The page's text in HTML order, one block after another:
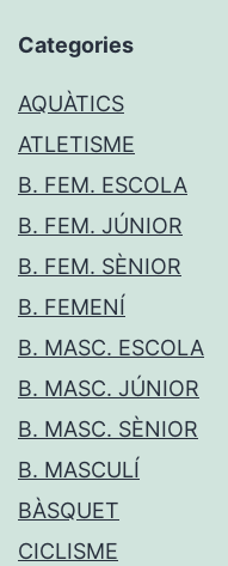
Categories
AQUÀTICS
ATLETISME
B. FEM. ESCOLA
B. FEM. JÚNIOR
B. FEM. SÈNIOR
B. FEMENÍ
B. MASC. ESCOLA
B. MASC. JÚNIOR
B. MASC. SÈNIOR
B. MASCULÍ
BÀSQUET
CICLISME